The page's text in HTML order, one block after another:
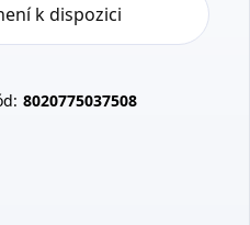
k dispozici
8020775037508